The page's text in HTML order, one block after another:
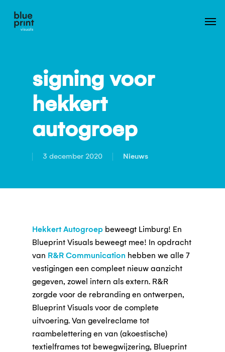
signing voor
hekkert
autogroep
3 december 2020 Nieuws
Hekkert Autogroep beweegt Limburg! En
Blueprint Visuals beweegt mee! In opdracht
van R&R Communication hebben we alle 7
vestigingen een compleet nieuw aanzicht
gegeven, zowel intern als extern. R&R
zorgde voor de rebranding en ontwerpen,
Blueprint Visuals voor de complete
uitvoering. Van gevelreclame tot
raambelettering en van (akoestische)
textielframes tot bewegwijzering, Blueprint